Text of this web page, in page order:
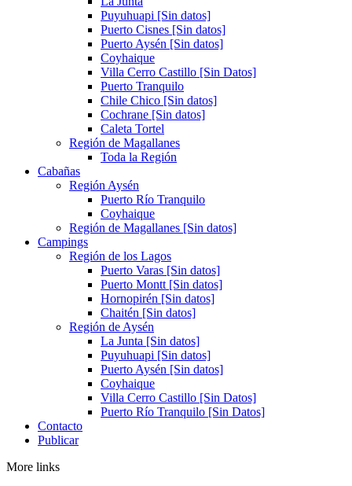
Puyuhuapi [Sin datos]
Puerto Cisnes [Sin datos]
Puerto Aysén [Sin datos]
Coyhaique
Villa Cerro Castillo [Sin Datos]
Puerto Tranquilo
Chile Chico [Sin datos]
Cochrane [Sin datos]
Caleta Tortel
Región de Magallanes
Toda la Región
Cabañas
Región Aysén
Puerto Río Tranquilo
Coyhaique
Región de Magallanes [Sin datos]
Campings
Región de los Lagos
Puerto Varas [Sin datos]
Puerto Montt [Sin datos]
Hornopirén [Sin datos]
Chaitén [Sin datos]
Región de Aysén
La Junta [Sin datos]
Puyuhuapi [Sin datos]
Puerto Aysén [Sin datos]
Coyhaique
Villa Cerro Castillo [Sin Datos]
Puerto Río Tranquilo [Sin Datos]
Contacto
Publicar
More links